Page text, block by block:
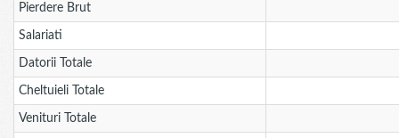
Pierdere Brut
Salariati
Datorii Totale
Cheltuieli Totale
Venituri Totale